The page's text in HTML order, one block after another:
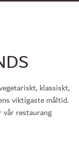
klassiskt,
viktigaste måltid.
restaurang